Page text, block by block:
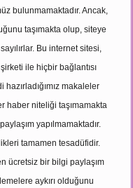
bulunmamaktadır. Ancak,
taşımakta olup, siteye
Bu internet sitesi,
ile hiçbir bağlantısı
makaleler
haber niteliği taşımamakta
yapılmamaktadır.
tamamen tesadüfidir.
ücretsiz bir bilgi paylaşım
aykırı olduğunu